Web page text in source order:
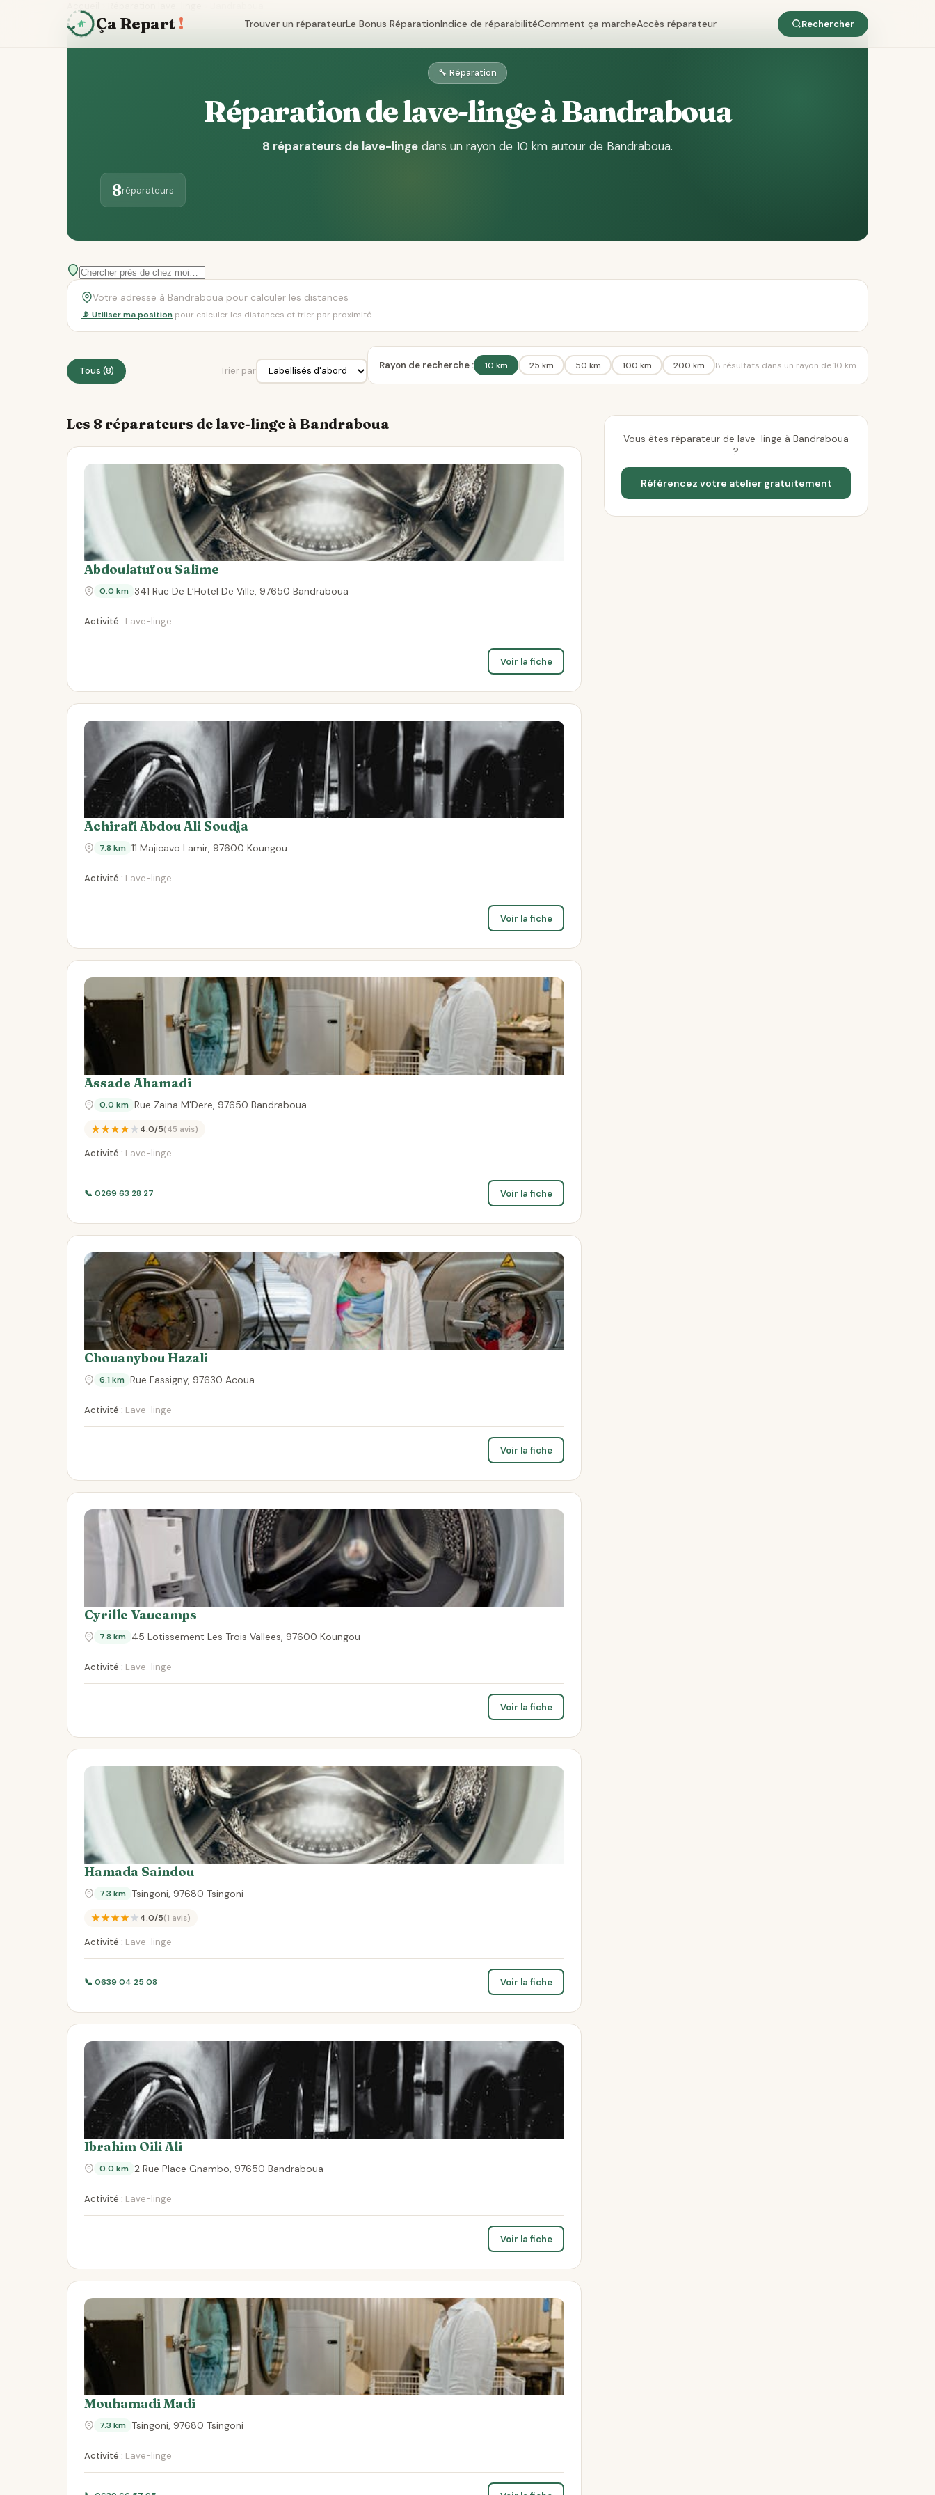
Ça Repart ! Trouver un réparateurLe Bonus RéparationIndice de réparabilitéComment ça marcheAccès réparateur Rechercher
🔧 Réparation
Réparation de lave-linge à Bandraboua
8 réparateurs de lave-linge dans un rayon de 10 km autour de Bandraboua.
8réparateurs
📡 Utiliser ma position pour calculer les distances et trier par proximité
Tous (8) Trier par Rayon de recherche : 10 km 25 km 50 km 100 km 200 km 8 résultats dans un rayon de 10 km
Les 8 réparateurs de lave-linge à Bandraboua
Abdoulatufou Salime
0.0 km 341 Rue De L’Hotel De Ville, 97650 Bandraboua
Activité : Lave-linge
Voir la fiche
Achirafi Abdou Ali Soudja
7.8 km 11 Majicavo Lamir, 97600 Koungou
Activité : Lave-linge
Voir la fiche
Assade Ahamadi
0.0 km Rue Zaina M'Dere, 97650 Bandraboua
★★★★★4.0/5(45 avis)
Activité : Lave-linge
📞 0269 63 28 27 Voir la fiche
Chouanybou Hazali
6.1 km Rue Fassigny, 97630 Acoua
Activité : Lave-linge
Voir la fiche
Cyrille Vaucamps
7.8 km 45 Lotissement Les Trois Vallees, 97600 Koungou
Activité : Lave-linge
Voir la fiche
Hamada Saindou
7.3 km Tsingoni, 97680 Tsingoni
★★★★★4.0/5(1 avis)
Activité : Lave-linge
📞 0639 04 25 08 Voir la fiche
Ibrahim Oili Ali
0.0 km 2 Rue Place Gnambo, 97650 Bandraboua
Activité : Lave-linge
Voir la fiche
Mouhamadi Madi
7.3 km Tsingoni, 97680 Tsingoni
Activité : Lave-linge
Vous êtes réparateur de lave-linge à Bandraboua
?
Référencez votre atelier gratuitement